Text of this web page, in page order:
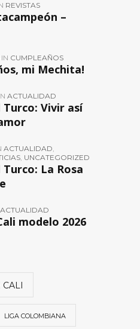
REVISTAS
–
IN CUMPLEAÑOS
mi Mechita!
ACTUALIDAD
Turco: Vivir así
ACTUALIDAD,
, UNCATEGORIZED
Turco: La Rosa
ACTUALIDAD
modelo 2026
LIGA COLOMBIANA